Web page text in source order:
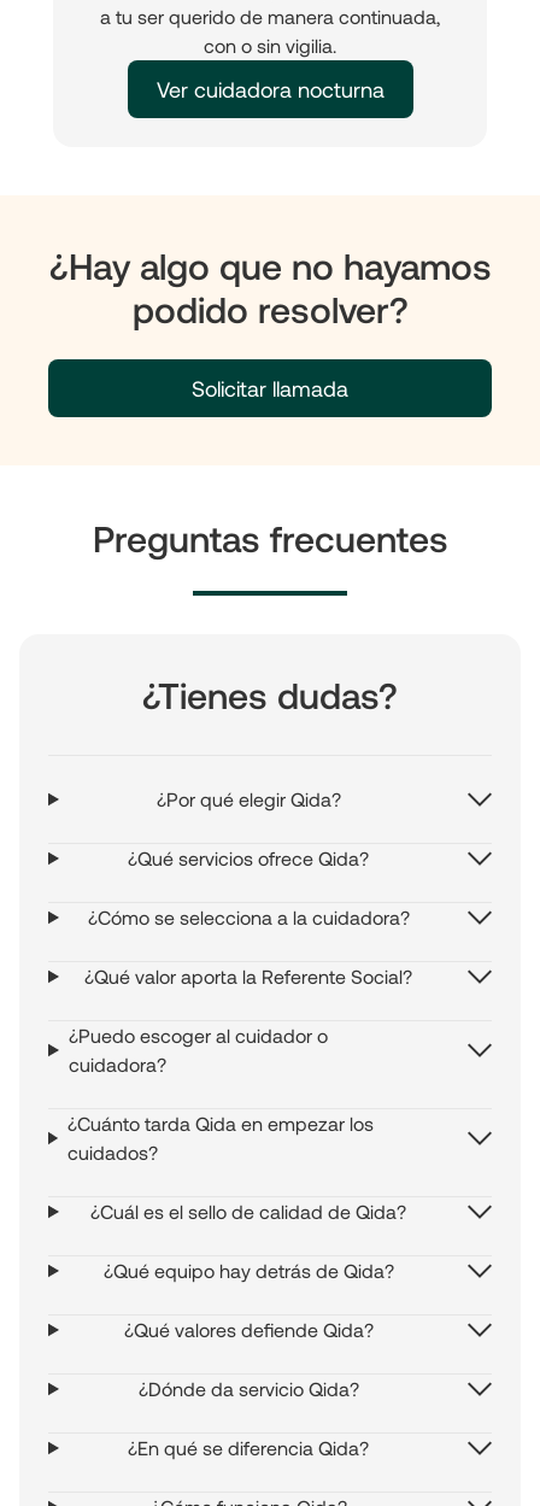
a tu ser querido de manera continuada,
con o sin vigilia.
Ver cuidadora nocturna
¿Hay algo que no hayamos
podido resolver?
Solicitar llamada
Preguntas frecuentes
¿Tienes dudas?
¿Por qué elegir Qida?
¿Qué servicios ofrece Qida?
¿Cómo se selecciona a la cuidadora?
¿Qué valor aporta la Referente Social?
¿Puedo escoger al cuidador o
cuidadora?
¿Cuánto tarda Qida en empezar los
cuidados?
¿Cuál es el sello de calidad de Qida?
¿Qué equipo hay detrás de Qida?
¿Qué valores defiende Qida?
¿Dónde da servicio Qida?
¿En qué se diferencia Qida?